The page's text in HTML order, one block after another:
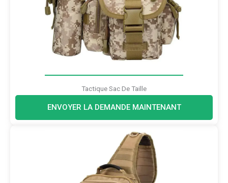
Tactique Sac De Taille
ENVOYER LA DEMANDE MAINTENANT